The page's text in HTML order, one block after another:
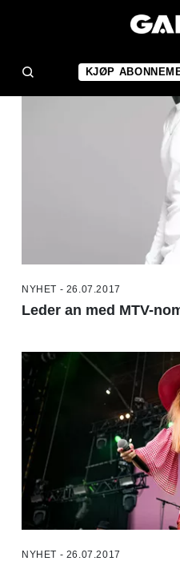
KJØP
NYHET - 26.07.2017
Leder an med MTV-
NYHET - 26.07.2017